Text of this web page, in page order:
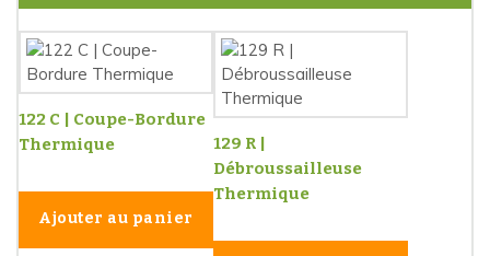
122 C | Coupe-Bordure
Thermique
Ajouter au panier
129 R |
Débroussailleuse
Thermique